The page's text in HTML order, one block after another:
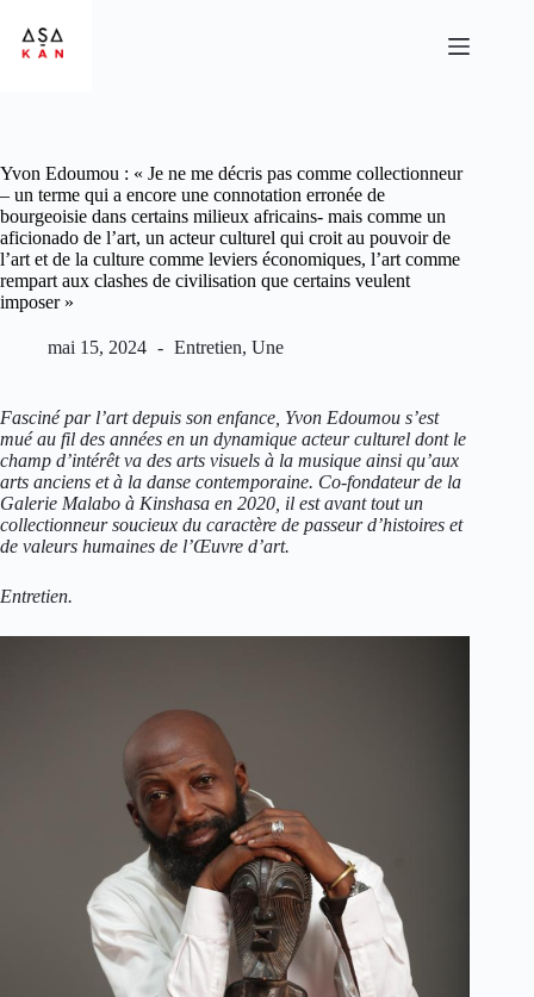
Yvon Edoumou : « Je ne me décris pas comme collectionneur
– un terme qui a encore une connotation erronée de
bourgeoisie dans certains milieux africains- mais comme un
aficionado de l’art, un acteur culturel qui croit au pouvoir de
l’art et de la culture comme leviers économiques, l’art comme
rempart aux clashes de civilisation que certains veulent
imposer »
mai 15, 2024 Entretien, Une
Fasciné par l’art depuis son enfance, Yvon Edoumou s’est
mué au fil des années en un dynamique acteur culturel dont le
champ d’intérêt va des arts visuels à la musique ainsi qu’aux
arts anciens et à la danse contemporaine. Co-fondateur de la
Galerie Malabo à Kinshasa en 2020, il est avant tout un
collectionneur soucieux du caractère de passeur d’histoires et
de valeurs humaines de l’Œuvre d’art.
Entretien.